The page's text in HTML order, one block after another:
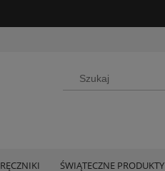
RĘCZNIKI ŚWIĄTECZNE PRODUKTY